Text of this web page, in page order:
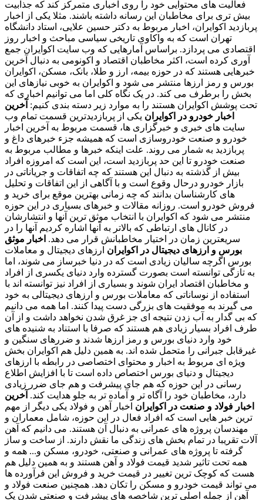
فعالیت های محتوایی خود را روی اخباری متمرکز کند که جذابیت
بیش تری برای مخاطبان این رسانه داشته باشند. مثلا یکی از اخبار
پربازدید اکوایران، اخبار مربوط به دکتر حسین علایی، استاد دانشگاه
تهران است که به واکاوی تاریخی سیاسی مباحث و اخبار روز
اقتصادی می پردازد. براساس آمارهایی که وب سایت اکوایران جمع
آوری کرده است، اکثر مخاطبان اقتصاد و اکونومی به دنبال آخرین
خبرهایی هستند که در حوزه بیمه، ارز و طلا، بانک، مسکن، اکوایران
بورس و رمز ارزها منتشر می شود و اکوایران به خوبی نیازهای این
بخش را برطرف می کند. در یک نگاه کلی اما می توانیم اخباری که
تحت پوشش اکوایران هستند را به موارد زیر دسته بندی کنیم: آخرین
اخبار خودرو در اکوایران یکی از پربازدیدترین قسمت تمام وب
سایت های خبری و خبرگزاری ها، قسمت مربوط به آخرین اخبار
خودرو و صنعت خودروسازی است که همیشه جزء خبرهای داغ و
پربازدید به شمار می روند. علت اینکه خبرها و مطالب مربوط به
صنعت خودرو تا این حد پربازدید است، این است که امروزه افراد
بیش از گذشته به دنبال این هستند که چه اتفاقات و جریاناتی در
بازار خودرو درحال وقوع است و با آگاهی از این اتفاقات و تحلیل
های کارشناسان بدانند که چه زمانی بهترین موقع برای خرید و
فروش خودرو است. روزانه مقالات و خبرهای بسیاری در این حوزه
منتشر می شود که اکوایران با انتخاب موثق ترین آنها و انتشارشان
در کانال های ارتباطی که بالاتر به آنها اشاره کردیم آنها را در
سریعترین زمان در اختیار مخاطبانش قرار می دهد. اخبار موثق
بورس و ارزهای دیجیتال در اکوایران ارزهای دیجیتال و معاملات
بورس اگرچه سالیان زیادی است که در دنیا خبرساز می شوند، اما
به تازگی توانسته است بصورت گسترده وارد دنیای یکسری از افراد
و مخاطبان اقتصاد ایران شوند و بسیاری از افراد نیز توانسته اند با
استفاده از نوساناتی که معاملات بورس و ارزهای دیجیتالی به خود
می گیرند به موفقیت های بزرگی دست پیدا کنند. اما همه می دانیم
که بی گدار به آب زدن نتیجه ای جز غرق شدن نخواهد داشت و از آن
طرف افراد بسیار زیادی هم هستند که صرفا با استناد به شنیده های
خود وارد دنیای بورس و رمز ارزها شدند و ضررهای سنگین و
غیرقابل جبرانی را متحمل شده اند. به همین دلیل هم اکوایران بخش
ویژه ای مربوط به اخبار و محتوای اختصاصی در رابطه با ارزهای
دیجیتال و دنیای بورس اختصاص داده است تا با افزایش اطلاع
رسانی در این حوزه که هم جای پیشرفت و هم جای ضرر زیادی
دارد، مخاطبان خود را آگاه تر و آماده تر به جلو هدایت کند. آخرین
اخبار فولاد و صنعت در اکوایران اخبار آهن و فولاد یکی دیگر از مهم
ترین خبر هایی است که افراد فعال در این حوزه، شامل معماران و
مهندسان پروژه های عمرانی به دنبال آن هستند. می دانیم که آهن
آلات تقریبا در تمام بخش های زندگی ما نقش دارند. از ساخت و ساز
گرفته تا پروژه های عمرانی و صنعتی، خودرو، مسکن و... همه و
همه تحت تاثیر شدید قیمت فولاد و آهن هستند و به همین دلیل هم
هست که کوچک ترین تغییر در قیمت خرید و فروش این فرآورده ها
می تواند قیمت خودرو و مسکن را تکان دهد. همچنین صنعت فولاد و
آهن از جمله اصلی ترین شاخصه های پیشرفت و صنعتی شدن یک